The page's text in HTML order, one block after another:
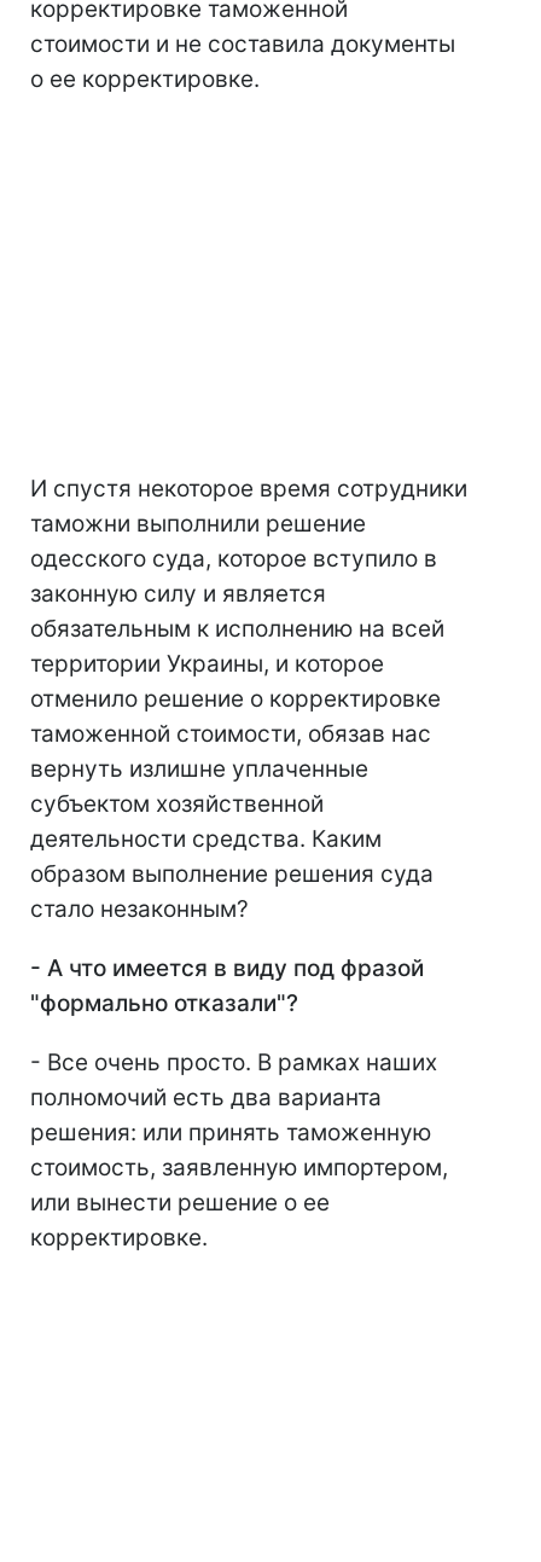
корректировке таможенной
стоимости и не составила документы
о ее корректировке.
И спустя некоторое время сотрудники
таможни выполнили решение
одесского суда, которое вступило в
законную силу и является
обязательным к исполнению на всей
территории Украины, и которое
отменило решение о корректировке
таможенной стоимости, обязав нас
вернуть излишне уплаченные
субъектом хозяйственной
деятельности средства. Каким
образом выполнение решения суда
стало незаконным?
- А что имеется в виду под фразой
"формально отказали"?
- Все очень просто. В рамках наших
полномочий есть два варианта
решения: или принять таможенную
стоимость, заявленную импортером,
или вынести решение о ее
корректировке.